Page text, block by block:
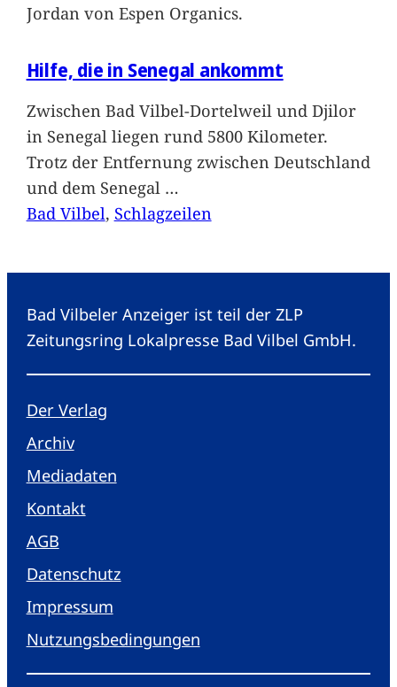
Jordan von Espen Organics.
Hilfe, die in Senegal ankommt
Zwischen Bad Vilbel-Dortelweil und Djilor
in Senegal liegen rund 5800 Kilometer.
Trotz der Entfernung zwischen Deutschland
und dem Senegal …
Bad Vilbel, Schlagzeilen
Bad Vilbeler Anzeiger ist teil der ZLP
Zeitungsring Lokalpresse Bad Vilbel GmbH.
Der Verlag
Archiv
Mediadaten
Kontakt
AGB
Datenschutz
Impressum
Nutzungsbedingungen